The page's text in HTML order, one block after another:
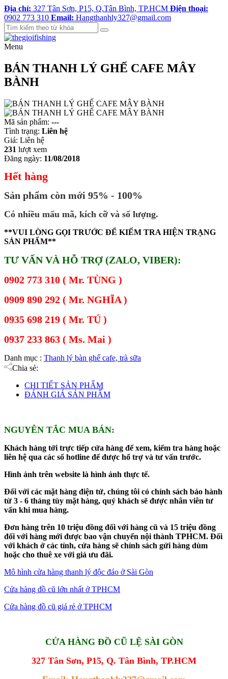
Địa chỉ: 327 Tân Sơn, P15, Q.Tân Bình, TP.HCM Điện thoại:
0902 773 310 Email: Hangthanhly327@gmail.com
Menu
BÁN THANH LÝ GHẾ CAFE MÂY
BÀNH
Mã sản phẩm: ---
Tình trạng: Liên hệ
Giá: Liên hệ
231 lượt xem
Đăng ngày: 11/08/2018
Hết hàng
Sản phẩm còn mới 95% - 100%
Có nhiều mẩu mã, kích cỡ và số lượng.
**VUI LÒNG GỌI TRƯỚC ĐỂ KIỂM TRA HIỆN TRẠNG
SẢN PHẨM**
TƯ VẤN VÀ HỖ TRỢ (ZALO, VIBER):
0902 773 310 ( Mr. TÙNG )
0909 890 292 ( Mr. NGHĨA )
0935 698 219 ( Mr. TÚ )
0937 233 863 ( Ms. Mai )
Danh mục : Thanh lý bàn ghế cafe, trà sữa
Chia sẻ:
CHI TIẾT SẢN PHẨM
ĐÁNH GIÁ SẢN PHẨM
NGUYÊN TẮC MUA BÁN:
Khách hàng tới trực tiếp cửa hàng để xem, kiểm tra hàng hoặc
liên hệ qua các số hotline để được hổ trợ và tư vấn trước.
Hình ảnh trên website là hình ảnh thực tế.
Đối với các mặt hàng điện tử, chúng tôi có chính sách bảo hành
từ 3 - 6 tháng tùy mặt hàng, quý khách sẽ được nhân viên tư
vấn khi mua hàng.
Đơn hàng trên 10 triệu đồng đối với hàng cũ và 15 triệu đồng
đối với hàng mới được bao vận chuyển nội thành TPHCM. Đối
với khách ở các tỉnh, cửa hàng sẽ chính sách gửi hàng dùm
hoặc cho thuê xe với giá ưu đãi.
Mô hình cửa hàng thanh lý độc đáo ở Sài Gòn
Cửa hàng đồ cũ lớn nhất ở TPHCM
Cửa hàng đồ cũ giá rẻ ở TPHCM
CỬA HÀNG ĐỒ CŨ LỆ SÀI GÒN
327 Tân Sơn, P15, Q. Tân Bình, TP.HCM